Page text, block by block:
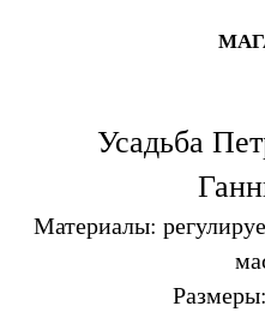
Усадьба
Материалы: